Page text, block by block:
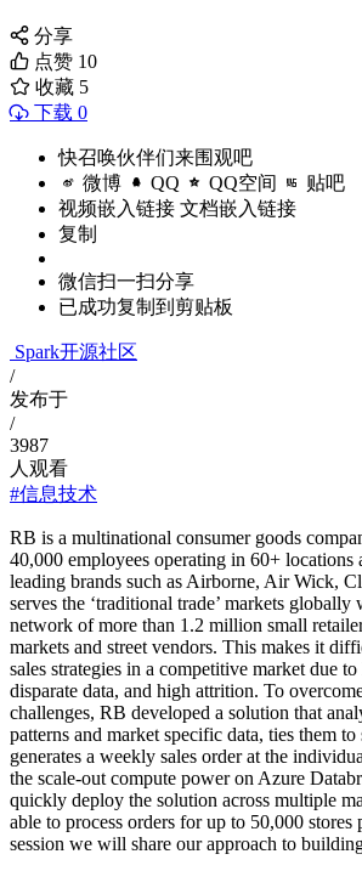
分享
点赞 10
收藏 5
下载 0
快召唤伙伴们来围观吧
微博 QQ QQ空间 贴吧
视频嵌入链接 文档嵌入链接
复制
微信扫一扫分享
已成功复制到剪贴板
Spark开源社区
/
发布于
/
3987
人观看
#信息技术
RB is a multinational consumer goods
40,000 employees operating in 60+
leading brands such as Airborne, Air Wick,
serves the ‘traditional trade’ markets
network of more than 1.2 million small
markets and street vendors. This makes it
sales strategies in a competitive market due
disparate data, and high attrition. To
challenges, RB developed a solution that
patterns and market specific data, ties them to
generates a weekly sales order at the
the scale-out compute power on Azure
quickly deploy the solution across multiple
able to process orders for up to 50,000 stores
session we will share our approach to